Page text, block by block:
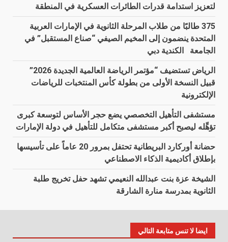
لتعزيز استدامة قدرات الطائرات العسكرية في المنطقة
375 طالبًا من طلاب المرحلة الثانوية في الإمارات العربية
المتحدة ينضمون إلى المخيم الصيفي “صناع المستقبل” في
الجامعة الكندية دبي
الرياض تستضيف “مؤتمر الرياضة العالمية الجديدة 2026”
قبيل النسخة الأولى من بطولة كأس المنتخبات للرياضات
الإلكترونية
مستشفى التأهيل التخصصي يضع حجر الأساس لتوسعة كبرى
تؤهِّله ليصبح أكبر مستشفى متكامل للتأهيل في دولة الإمارات
حضانة أوركارد البريطانية تحتفل بمرور 20 عاماً على تأسيسها
بإطلاق أكاديمية الذكاء الاصطناعي
الشيخة عزة بنت عبدالله النعيمي تشهد حفل تخريج طلبة
الثانوية بمدرسة منارة الشارقة
ايضا لا تنس متابعة التالي